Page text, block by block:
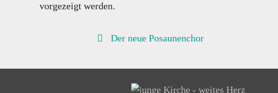
vorgezeigt werden.
BEITRAGSNAVIGATIONDer neue Posaunenchor